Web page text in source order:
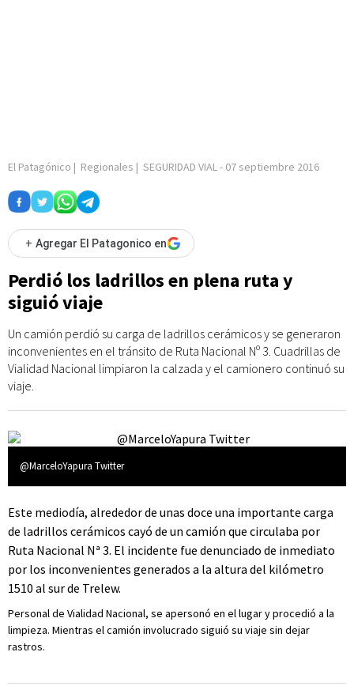
El Patagónico | Regionales | SEGURIDAD VIAL- 07 septiembre 2016
+ Agregar El Patagonico en
Perdió los ladrillos en plena ruta y
siguió viaje
Un camión perdió su carga de ladrillos cerámicos y se generaron
inconvenientes en el tránsito de Ruta Nacional Nº 3. Cuadrillas de
Vialidad Nacional limpiaron la calzada y el camionero continuó su
viaje.
@MarceloYapura Twitter
Este mediodía, alrededor de unas doce una importante carga
de ladrillos cerámicos cayó de un camión que circulaba por
Ruta Nacional Nª 3. El incidente fue denunciado de inmediato
por los inconvenientes generados a la altura del kilómetro
1510 al sur de Trelew.
Personal de Vialidad Nacional, se apersonó en el lugar y procedió a la
limpieza. Mientras el camión involucrado siguió su viaje sin dejar
rastros.